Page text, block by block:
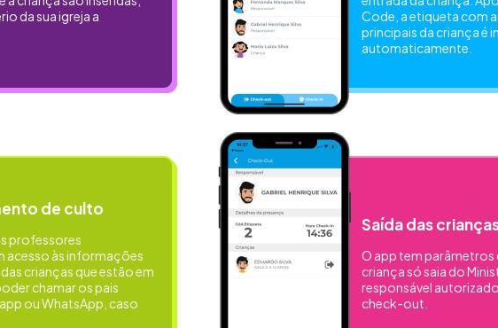
da sua igreja a
Code, a etiqueta com
principais da criança é
automaticamente.
de culto
professores
acesso às informações
crianças que estão em
chamar os pais
ou WhatsApp, caso
Saída das
O app tem parâmetros
criança só saia do
responsável
check-out.